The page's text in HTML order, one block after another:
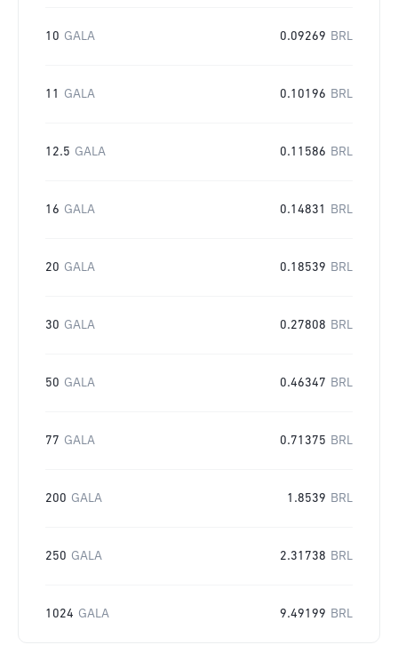
10 GALA 0.09269 BRL
11 GALA 0.10196 BRL
12.5 GALA 0.11586 BRL
16 GALA 0.14831 BRL
20 GALA 0.18539 BRL
30 GALA 0.27808 BRL
50 GALA 0.46347 BRL
77 GALA 0.71375 BRL
200 GALA 1.8539 BRL
250 GALA 2.31738 BRL
1024 GALA 9.49199 BRL